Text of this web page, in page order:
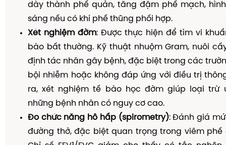
dày thành phế quản, tăng đậm phế mạch,
sáng nếu có khí phế thũng phối hợp.
Xét nghiệm đờm: Được thực hiện để tìm vi
bào bất thường. Kỹ thuật nhuộm Gram, nuôi
định tác nhân gây bệnh, đặc biệt trong các
bội nhiễm hoặc không đáp ứng với điều trị
ra, xét nghiệm tế bào học đờm giúp loại trừ
những bệnh nhân có nguy cơ cao.
Đo chức năng hô hấp (spirometry): Đánh giá
đường thở, đặc biệt quan trọng trong viêm phế